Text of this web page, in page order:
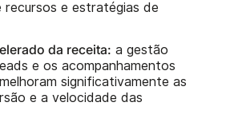
recursos e estratégias de
da receita: a gestão
e os acompanhamentos
significativamente as
e a velocidade das